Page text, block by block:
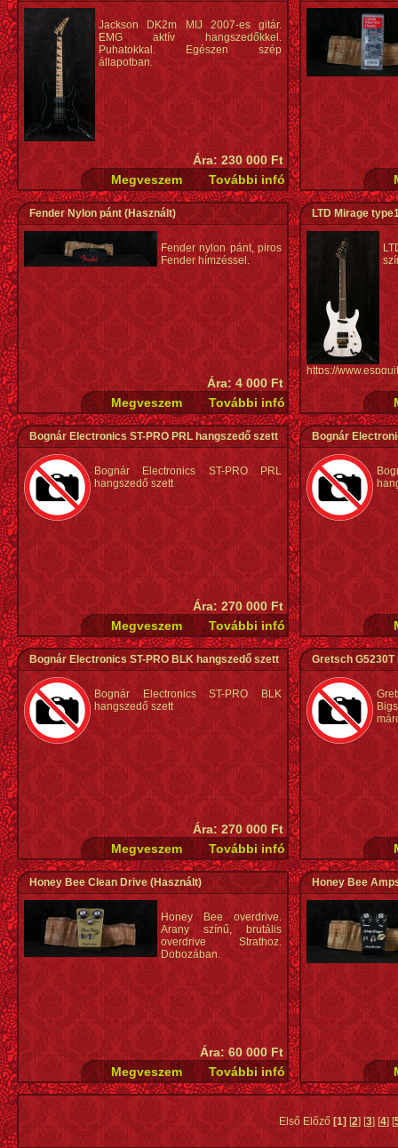
Jackson DK2m MIJ 2007-es gitár.
EMG aktív hangszedőkkel.
Puhatokkal. Egészen szép
állapotban.
Ára: 230 000 Ft
Fender Nylon pánt (Használt)
Fender nylon pánt, piros
Fender hímzéssel.
Ára: 4 000 Ft
LTD Mirage
https://
deluxe-87
Bognár Electronics ST-PRO PRL hangszedő szett
Bognár Electronics ST-PRO PRL
hangszedő szett
Ára: 270 000 Ft
Bognár
Bognár Electronics ST-PRO BLK hangszedő szett
Bognár Electronics ST-PRO BLK
hangszedő szett
Ára: 270 000 Ft
Gretsch
Honey Bee Clean Drive(Használt)
Honey Bee overdrive.
Arany színű, brutális
overdrive Strathoz.
Dobozában.
Ára: 60 000 Ft
Honey Bee
Első Előző [1][2] [3] [4] [